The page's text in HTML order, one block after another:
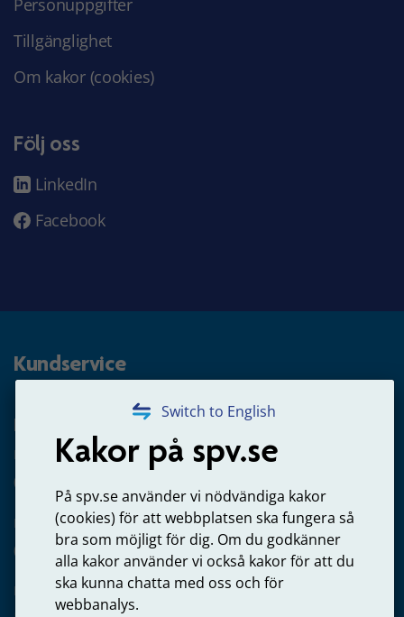
Switch to English
Kakor på spv.se
På spv.se använder vi nödvändiga kakor
(cookies) för att webbplatsen ska fungera så
bra som möjligt för dig. Om du godkänner
alla kakor använder vi också kakor för att du
ska kunna chatta med oss och för
webbanalys.
Tillgänglighet
Om kakor (cookies)
Följ oss
LinkedIn
Facebook
Kundservice
Privatpersoner
Frågor om tjänstepension från statlig anställning
020-51 50 40
Frågor om utbetalning
020-65 00 65
Kontakta oss